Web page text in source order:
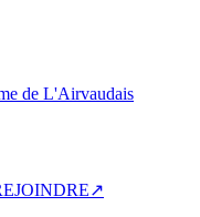
de L'Airvaudais